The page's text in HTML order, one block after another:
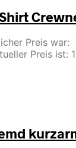
Preis war:
Preis ist: